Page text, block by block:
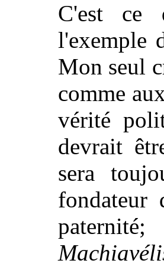
C'est ce
l'exemple
Mon seul
comme
vérité
devrait
sera